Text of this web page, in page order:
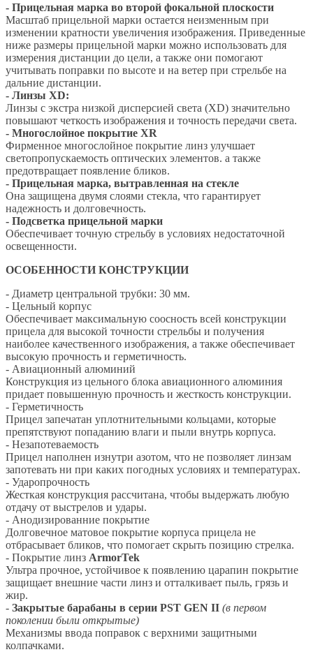
- Прицельная марка во второй фокальной плоскости
Масштаб прицельной марки остается неизменным при
изменении кратности увеличения изображения. Приведенные
ниже размеры прицельной марки можно использовать для
измерения дистанции до цели, а также они помогают
учитывать поправки по высоте и на ветер при стрельбе на
дальние дистанции.
- Линзы XD:
Линзы с экстра низкой дисперсией света (XD) значительно
повышают четкость изображения и точность передачи света.
- Многослойное покрытие XR
Фирменное многослойное покрытие линз улучшает
светопропускаемость оптических элементов. а также
предотвращает появление бликов.
- Прицельная марка, вытравленная на стекле
Она защищена двумя слоями стекла, что гарантирует
надежность и долговечность.
- Подсветка прицельной марки
Обеспечивает точную стрельбу в условиях недостаточной
освещенности.
ОСОБЕННОСТИ КОНСТРУКЦИИ
- Диаметр центральной трубки: 30 мм.
- Цельный корпус
Обеспечивает максимальную соосность всей конструкции
прицела для высокой точности стрельбы и получения
наиболее качественного изображения, а также обеспечивает
высокую прочность и герметичность.
- Авиационный алюминий
Конструкция из цельного блока авиационного алюминия
придает повышенную прочность и жесткость конструкции.
- Герметичность
Прицел запечатан уплотнительными кольцами, которые
препятствуют попаданию влаги и пыли внутрь корпуса.
- Незапотеваемость
Прицел наполнен изнутри азотом, что не позволяет линзам
запотевать ни при каких погодных условиях и температурах.
- Ударопрочность
Жесткая конструкция рассчитана, чтобы выдержать любую
отдачу от выстрелов и удары.
- Анодизированние покрытие
Долговечное матовое покрытие корпуса прицела не
отбрасывает бликов, что помогает скрыть позицию стрелка.
- Покрытие линз ArmorTek
Ультра прочное, устойчивое к появлению царапин покрытие
защищает внешние части линз и отталкивает пыль, грязь и
жир.
- Закрытые барабаны в серии PST GEN II (в первом
поколении были открытые)
Механизмы ввода поправок с верхними защитными
колпачками.